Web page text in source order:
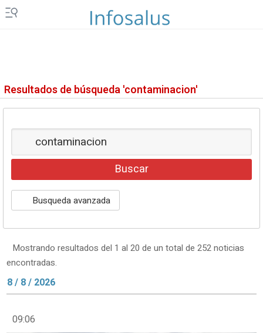
Resultados de búsqueda 'contaminacion'
Busqueda avanzada
Mostrando resultados del 1 al 20 de un total de 252 noticias
encontradas.
8 / 8 / 2026
09:06